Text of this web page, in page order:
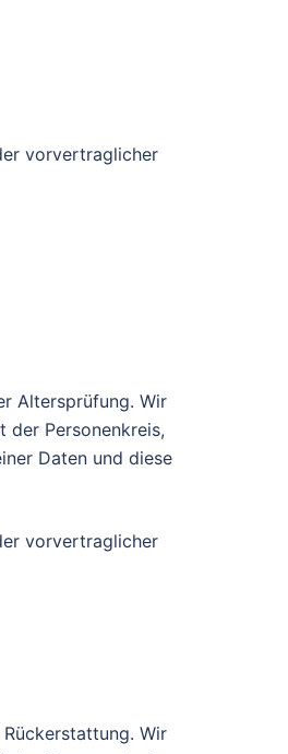
vorvertraglicher
Altersprüfung. Wir
der Personenkreis,
Daten und diese
vorvertraglicher
Wir